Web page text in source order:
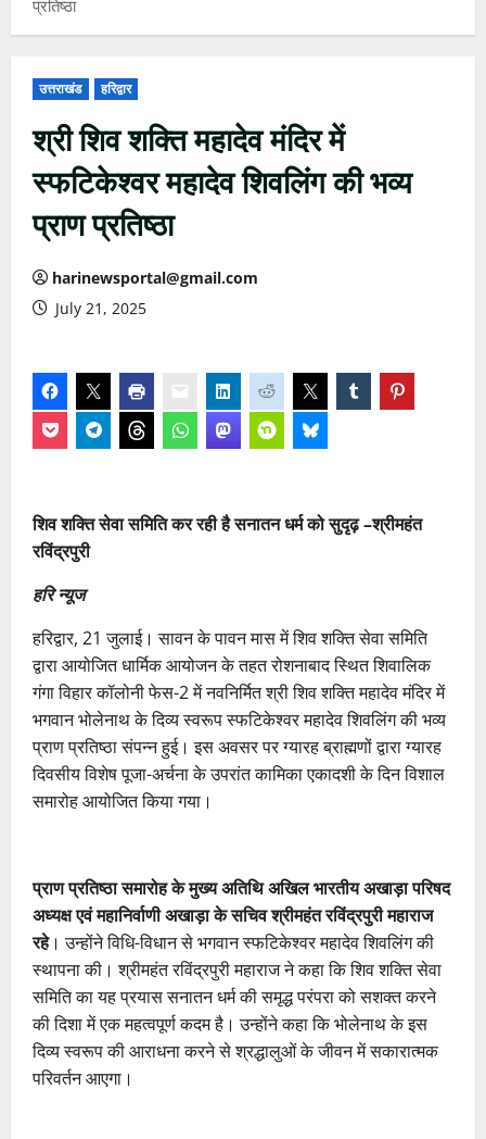
प्रतिष्ठा
उत्तराखंड हरिद्वार
श्री शिव शक्ति महादेव मंदिर में
स्फटिकेश्वर महादेव शिवलिंग की भव्य
प्राण प्रतिष्ठा
harinewsportal@gmail.com
July 21, 2025
शिव शक्ति सेवा समिति कर रही है सनातन धर्म को सुदृढ़ –श्रीमहंत
रविंद्रपुरी
हरि न्यूज
हरिद्वार, 21 जुलाई। सावन के पावन मास में शिव शक्ति सेवा समिति
द्वारा आयोजित धार्मिक आयोजन के तहत रोशनाबाद स्थित शिवालिक
गंगा विहार कॉलोनी फेस-2 में नवनिर्मित श्री शिव शक्ति महादेव मंदिर में
भगवान भोलेनाथ के दिव्य स्वरूप स्फटिकेश्वर महादेव शिवलिंग की भव्य
प्राण प्रतिष्ठा संपन्न हुई। इस अवसर पर ग्यारह ब्राह्मणों द्वारा ग्यारह
दिवसीय विशेष पूजा-अर्चना के उपरांत कामिका एकादशी के दिन विशाल
समारोह आयोजित किया गया।
प्राण प्रतिष्ठा समारोह के मुख्य अतिथि अखिल भारतीय अखाड़ा परिषद
अध्यक्ष एवं महानिर्वाणी अखाड़ा के सचिव श्रीमहंत रविंद्रपुरी महाराज
रहे। उन्होंने विधि-विधान से भगवान स्फटिकेश्वर महादेव शिवलिंग की
स्थापना की। श्रीमहंत रविंद्रपुरी महाराज ने कहा कि शिव शक्ति सेवा
समिति का यह प्रयास सनातन धर्म की समृद्ध परंपरा को सशक्त करने
की दिशा में एक महत्वपूर्ण कदम है। उन्होंने कहा कि भोलेनाथ के इस
दिव्य स्वरूप की आराधना करने से श्रद्धालुओं के जीवन में सकारात्मक
परिवर्तन आएगा।